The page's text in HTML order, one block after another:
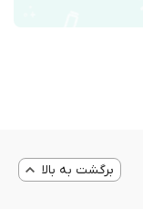
برگشت به بالا